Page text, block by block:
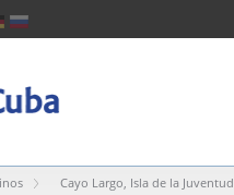
Cayo Largo, Isla de la Juventud